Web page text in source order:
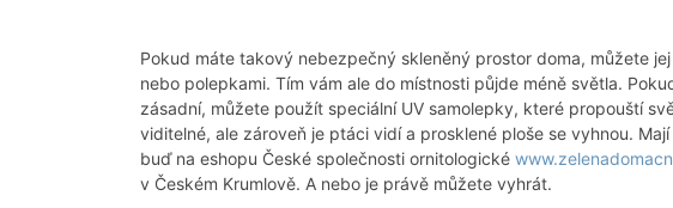
Pokud máte takový nebezpečný skleněný prostor doma, můžete
nebo polepkami. Tím vám ale do místnosti půjde méně světla.
zásadní, můžete použít speciální UV samolepky, které propouští
viditelné, ale zároveň je ptáci vidí a prosklené ploše se vyhnou.
buď na eshopu České společnosti ornitologické
v Českém Krumlově. A nebo je právě můžete vyhrát.